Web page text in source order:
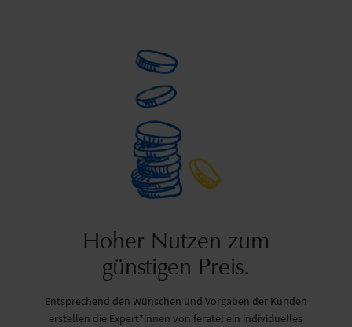
Hoher Nutzen zum
günstigen Preis.
Entsprechend den Wünschen und Vorgaben der Kunden
erstellen die Expert*innen von feratel ein individuelles